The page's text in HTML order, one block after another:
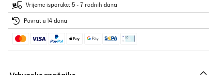
Vrijeme isporuke: 5 - 7 radnih dana
Povrat u 14 dana